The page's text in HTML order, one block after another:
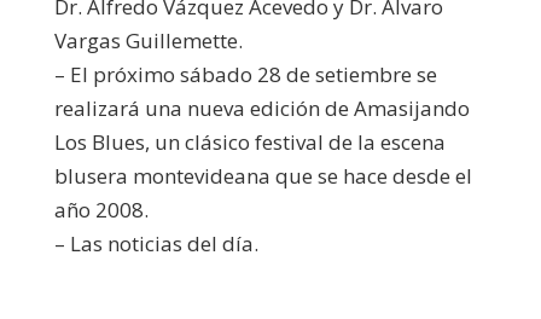
Dr. Alfredo Vázquez Acevedo y Dr. Álvaro
Vargas Guillemette.
– El próximo sábado 28 de setiembre se
realizará una nueva edición de Amasijando
Los Blues, un clásico festival de la escena
blusera montevideana que se hace desde el
año 2008.
– Las noticias del día.